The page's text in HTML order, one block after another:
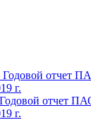
Годовой отчет
г.
Годовой отчет
г.